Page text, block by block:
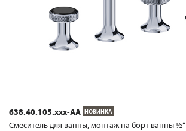
638.40.105.xxx-AA НОВИНКА
Смеситель для ванны, монтаж на борт ванны ½“